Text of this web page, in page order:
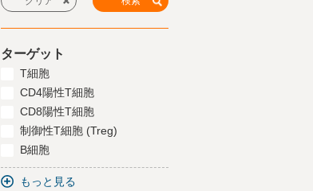
ターゲット
T細胞
CD4陽性T細胞
CD8陽性T細胞
制御性T細胞 (Treg)
B細胞
もっと見る